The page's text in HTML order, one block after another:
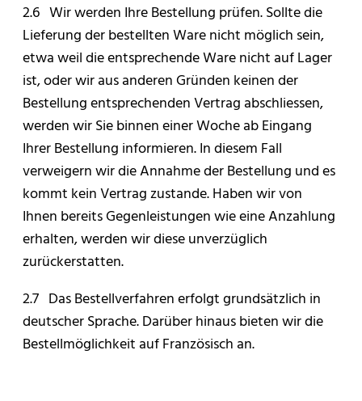
2.6 Wir werden Ihre Bestellung prüfen. Sollte die
Lieferung der bestellten Ware nicht möglich sein,
etwa weil die entsprechende Ware nicht auf Lager
ist, oder wir aus anderen Gründen keinen der
Bestellung entsprechenden Vertrag abschliessen,
werden wir Sie binnen einer Woche ab Eingang
Ihrer Bestellung informieren. In diesem Fall
verweigern wir die Annahme der Bestellung und es
kommt kein Vertrag zustande. Haben wir von
Ihnen bereits Gegenleistungen wie eine Anzahlung
erhalten, werden wir diese unverzüglich
zurückerstatten.
2.7 Das Bestellverfahren erfolgt grundsätzlich in
deutscher Sprache. Darüber hinaus bieten wir die
Bestellmöglichkeit auf Französisch an.